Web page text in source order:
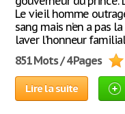
Le vieil homme
sang mais n’en a pas
laver l’honneur
851 Mots / 4 Pages
Lire la suite